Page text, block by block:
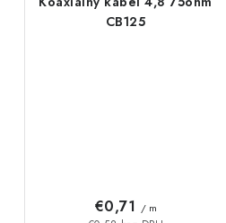
CB125
€0,71 / m